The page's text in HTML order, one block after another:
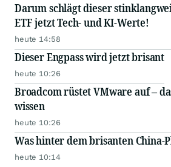
Darum schlägt dieser
ETF jetzt Tech- und KI-Werte!
heute 14:58
Dieser Engpass wird jetzt brisant
heute 10:26
Broadcom rüstet VMware auf –
wissen
heute 10:26
Was hinter dem brisanten China-
heute 10:14